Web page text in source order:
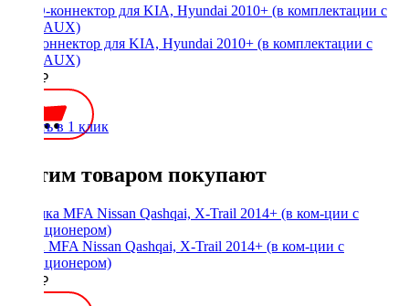
ISO-коннектор для KIA, Hyundai 2010+ (в комплектации с
USB, AUX)
1200 ₽
Купить в 1 клик
С этим товаром покупают
Рамка MFA Nissan Qashqai, X-Trail 2014+ (в ком-ции с
кондиционером)
2100 ₽